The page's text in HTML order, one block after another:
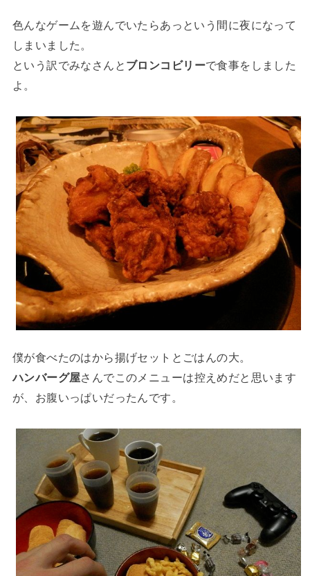
色んなゲームを遊んでいたらあっという間に夜になって
しまいました。
という訳でみなさんと ブロンコビリーで食事をしました
よ。
僕が食べたのはから揚げセットとごはんの大。
ハンバーグ屋さんでこのメニューは控えめだと思います
が、お腹いっぱいだったんです。